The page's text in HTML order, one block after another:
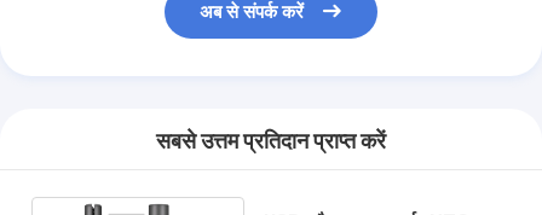
अब से संपर्क करें
सबसे उत्तम प्रतिदान प्राप्त करें